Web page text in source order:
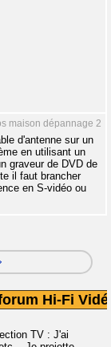
maison dépannage 2
d'antenne sur un
en utilisant un
graveur de DVD de
il faut brancher
en S-vidéo ou
Hi-Fi
TV : J'ai